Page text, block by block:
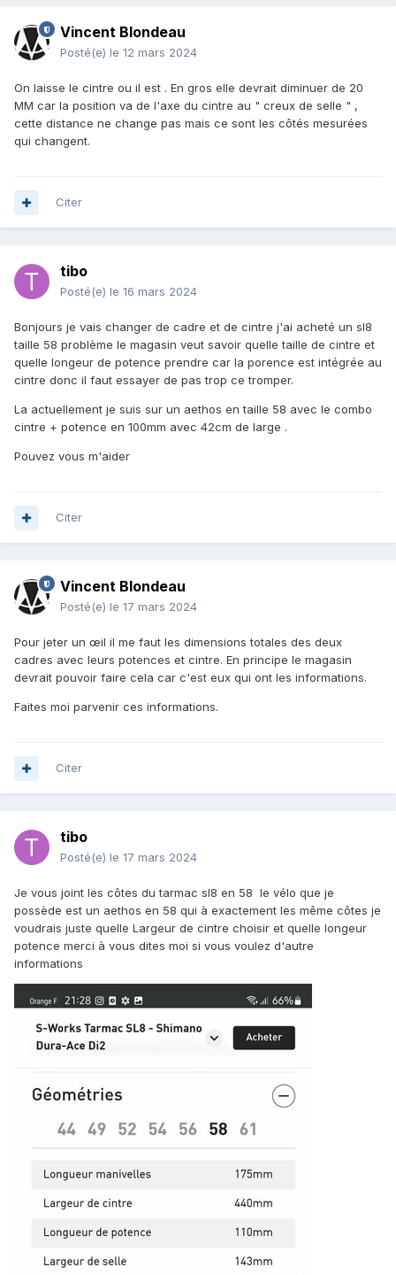
Vincent Blondeau
Posté(e) le 12 mars 2024
On laisse le cintre ou il est . En gros elle devrait diminuer de 20
MM car la position va de l'axe du cintre au " creux de selle " ,
cette distance ne change pas mais ce sont les côtés mesurées
qui changent.
Citer
tibo
Posté(e) le 16 mars 2024
Bonjours je vais changer de cadre et de cintre j'ai acheté un sl8
taille 58 problème le magasin veut savoir quelle taille de cintre et
quelle longeur de potence prendre car la porence est intégrée au
cintre donc il faut essayer de pas trop ce tromper.
La actuellement je suis sur un aethos en taille 58 avec le combo
cintre + potence en 100mm avec 42cm de large .
Pouvez vous m'aider
Citer
Vincent Blondeau
Posté(e) le 17 mars 2024
Pour jeter un œil il me faut les dimensions totales des deux
cadres avec leurs potences et cintre. En principe le magasin
devrait pouvoir faire cela car c'est eux qui ont les informations.
Faites moi parvenir ces informations.
Citer
tibo
Posté(e) le 17 mars 2024
Je vous joint les côtes du tarmac sl8 en 58 le vélo que je
possède est un aethos en 58 qui à exactement les même côtes je
voudrais juste quelle Largeur de cintre choisir et quelle longeur
potence merci à vous dites moi si vous voulez d'autre
informations